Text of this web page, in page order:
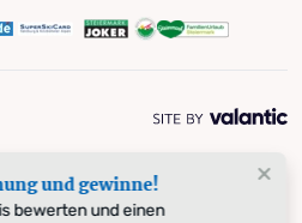
und gewinne!
bewerten und einen